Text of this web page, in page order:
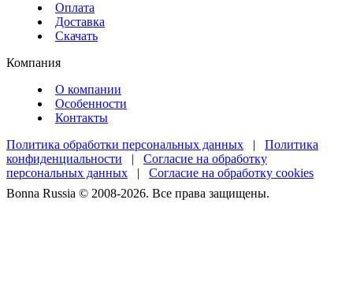
Оплата
Доставка
Скачать
Компания
О компании
Особенности
Контакты
Политика обработки персональных данных | Политика
конфиденциальности | Согласие на обработку
персональных данных | Согласие на обработку cookies
Bonna Russia © 2008-2026. Все права защищены.